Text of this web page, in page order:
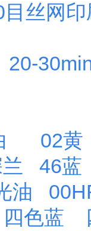
丝网
02
深兰
油
色蓝